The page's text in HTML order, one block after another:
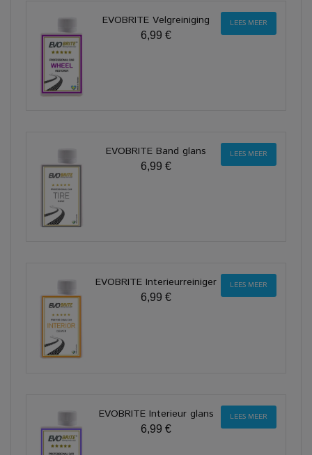
EVOBRITE Velgreiniging
6,99 €
LEES MEER
EVOBRITE Band glans
6,99 €
LEES MEER
EVOBRITE Interieurreiniger
6,99 €
LEES MEER
EVOBRITE Interieur glans
6,99 €
LEES MEER